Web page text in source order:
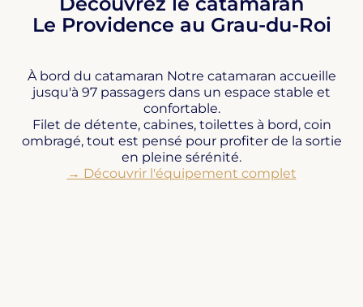
Le Providence au Grau-du-Roi
À bord du catamaran Notre catamaran accueille
jusqu'à 97 passagers dans un espace stable et
confortable.
Filet de détente, cabines, toilettes à bord, coin
ombragé, tout est pensé pour profiter de la sortie
en pleine sérénité.
→ Découvrir l'équipement complet